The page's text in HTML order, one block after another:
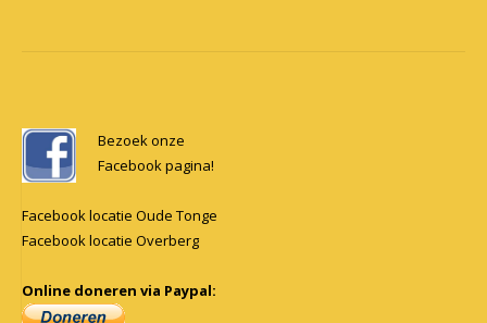
navigation
Bezoek onze
Facebook pagina!
Facebook locatie Oude Tonge
Facebook locatie Overberg
Online doneren via Paypal: